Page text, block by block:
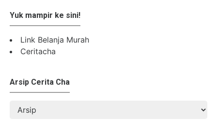
Yuk mampir ke sini!
Link Belanja Murah
Ceritacha
Arsip Cerita Cha